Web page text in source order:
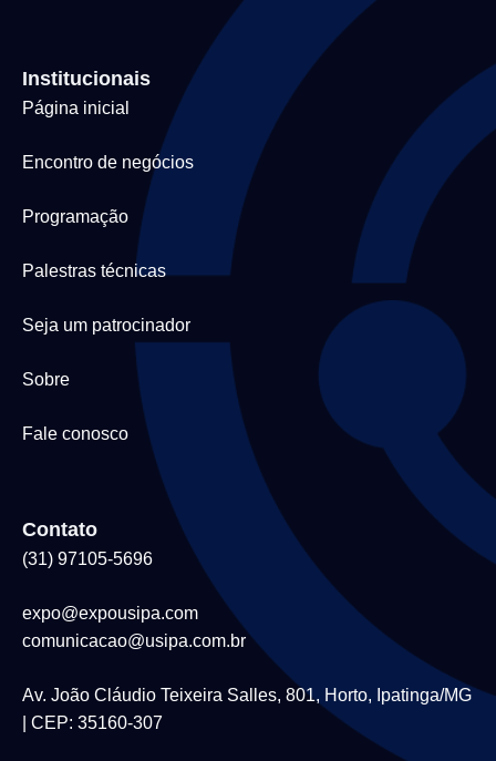
Institucionais
Página inicial
Encontro de negócios
Programação
Palestras técnicas
Seja um patrocinador
Sobre
Fale conosco
Contato
(31) 97105-5696
expo@expousipa.com
comunicacao@usipa.com.br
Av. João Cláudio Teixeira Salles, 801, Horto, Ipatinga/MG
| CEP: 35160-307